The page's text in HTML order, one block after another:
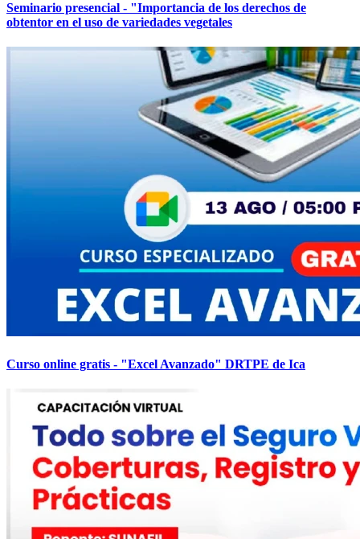
Seminario presencial - "Importancia de los derechos de
obtentor en el uso de variedades vegetales
Curso online gratis - "Excel Avanzado" DRTPE de Ica